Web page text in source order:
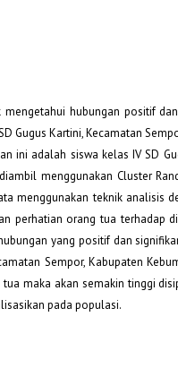
hubungan positif
Gugus Kartini, Kecamatan
ini adalah siswa kelas IV SD
menggunakan Cluster
menggunakan teknik analisis
perhatian orang tua terhadap
yang positif dan
Sempor, Kabupaten
maka akan semakin tinggi
pada populasi.